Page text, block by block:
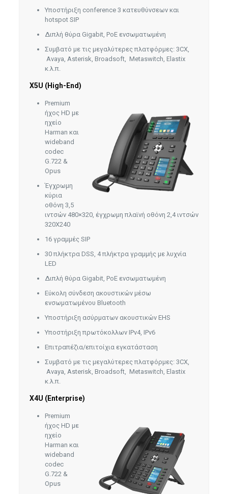
Υποστήριξη conference 3 κατευθύνσεων και
hotspot SIP
Διπλή θύρα Gigabit, PoE ενσωματωμένη
Συμβατό με τις μεγαλύτερες πλατφόρμες: 3CX,
Avaya, Asterisk, Broadsoft, Metaswitch, Elastix
κ.λ.π.
X5U (High-End)
Premium
ήχος HD με
ηχείο
Harman και
wideband
codec
G.722 &
Opus
Έγχρωμη
κύρια
οθόνη 3,5
ιντσών 480×320, έγχρωμη πλαϊνή οθόνη 2,4 ιντσών
320X240
16 γραμμές SIP
30 πλήκτρα DSS, 4 πλήκτρα γραμμής με λυχνία
LED
Διπλή θύρα Gigabit, PoE ενσωματωμένη
Εύκολη σύνδεση ακουστικών μέσω
ενσωματωμένου Bluetooth
Υποστήριξη ασύρματων ακουστικών EHS
Υποστήριξη πρωτόκολλων IPv4, IPv6
Επιτραπέζια/επιτοίχια εγκατάσταση
Συμβατό με τις μεγαλύτερες πλατφόρμες: 3CX,
Avaya, Asterisk, Broadsoft, Metaswitch, Elastix
κ.λ.π.
X4U (Enterprise)
Premium
ήχος HD με
ηχείο
Harman και
wideband
codec
G.722 &
Opus